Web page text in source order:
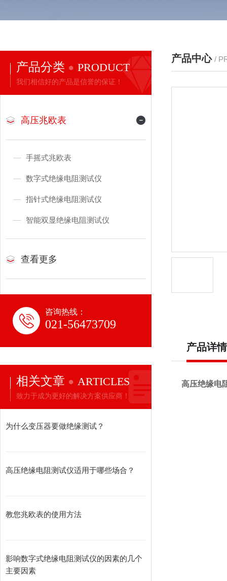
产品分类 PRODUCT
我们相信好的产品是信誉的保证！
高压兆欧表
手摇式兆欧表
数字式绝缘电阻测试仪
指针式绝缘电阻测试仪
智能双显绝缘电阻测试仪
查看更多
咨询热线：
021-56473709
相关文章 ARTICLES
致力于成为更好的解决方案供应商！
为什么变压器要做绝缘测试？
高压绝缘电阻测试仪适用于哪些场合？
教您兆欧表的使用方法
影响数字式绝缘电阻测试仪的因素的几个
主要因素
产品中心 /
产品详情
高压绝缘电